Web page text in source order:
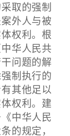
取的强制
外人与被
权利。根
华人民共
问题的解
制执行的
其他足以
权利。建
中华人民
的规定，